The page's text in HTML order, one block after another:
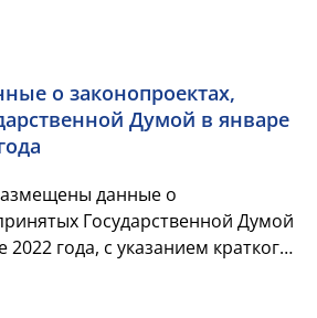
о законопроектах,
Думой в январе
данные о
Государственной Думой
2022 года, с указанием краткого
был...